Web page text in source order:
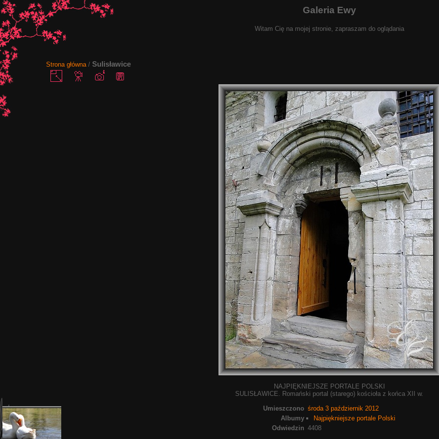
Galeria Ewy
Witam Cię na mojej stronie, zapraszam do oglądania
Strona główna /Sulisławice
NAJPIĘKNIEJSZE PORTALE POLSKI
SULISŁAWICE. Romański portal (starego) kościoła z końca XII w.
Umieszczono środa 3 październik 2012
Albumy
Najpiękniejsze portale Polski
Odwiedzin 4408